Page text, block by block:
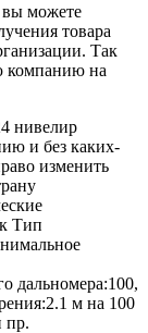
вы можете
товара
Так
компанию на
нивелир
и без каких-
изменить
Тип
дальномера:100,
2.1 м на 100
пр.